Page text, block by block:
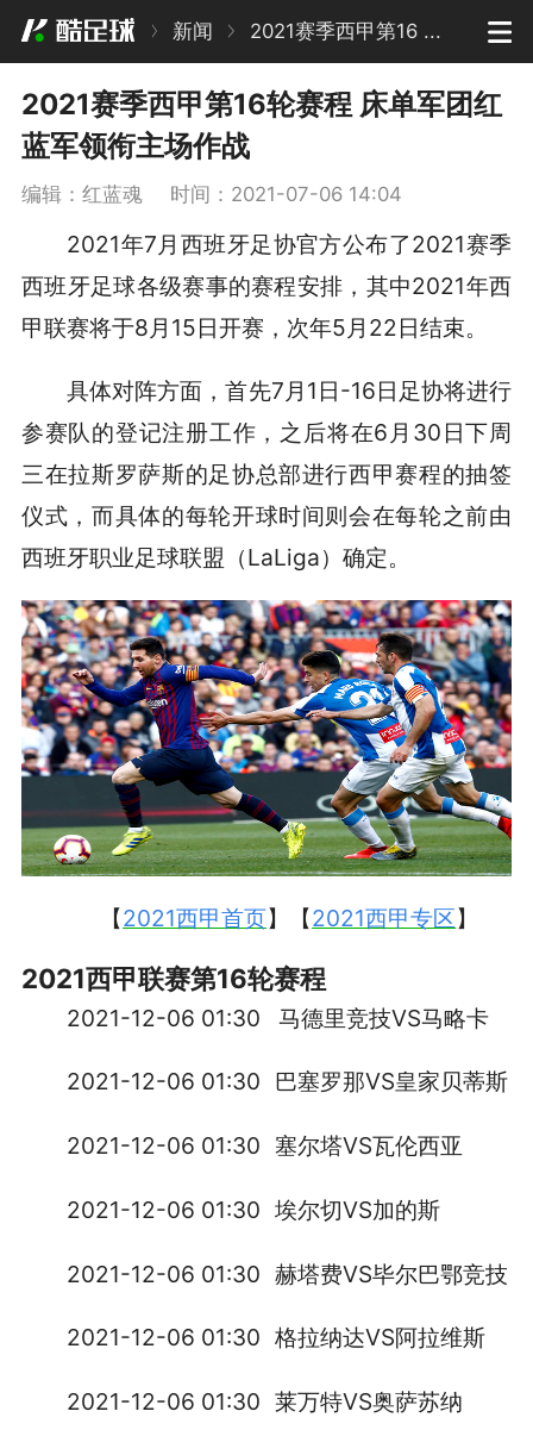
新闻 2021赛季西甲第16 ...
2021赛季西甲第16轮赛程 床单军团红
蓝军领衔主场作战
编辑：红蓝魂 时间：2021-07-06 14:04
2021年7月西班牙足协官方公布了2021赛季
西班牙足球各级赛事的赛程安排，其中2021年西
甲联赛将于8月15日开赛，次年5月22日结束。
具体对阵方面，首先7月1日-16日足协将进行
参赛队的登记注册工作，之后将在6月30日下周
三在拉斯罗萨斯的足协总部进行西甲赛程的抽签
仪式，而具体的每轮开球时间则会在每轮之前由
西班牙职业足球联盟（LaLiga）确定。
【2021西甲首页】【2021西甲专区】
2021西甲联赛第16轮赛程
2021-12-06 01:30 马德里竞技VS马略卡
2021-12-06 01:30 巴塞罗那VS皇家贝蒂斯
2021-12-06 01:30 塞尔塔VS瓦伦西亚
2021-12-06 01:30 埃尔切VS加的斯
2021-12-06 01:30 赫塔费VS毕尔巴鄂竞技
2021-12-06 01:30 格拉纳达VS阿拉维斯
2021-12-06 01:30 莱万特VS奥萨苏纳